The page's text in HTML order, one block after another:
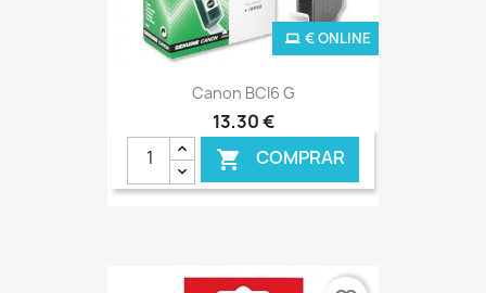
Canon BCI6 G
13,30 €
 COMPRAR
€ ONLINE